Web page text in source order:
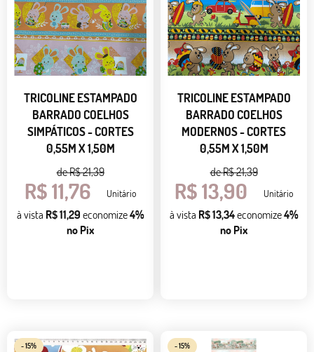
TRICOLINE ESTAMPADO
BARRADO COELHOS
SIMPÁTICOS - CORTES
0,55M X 1,50M
deR$ 21,39
R$ 11,76 Unitário
à vista R$ 11,29 economize4%
no Pix
TRICOLINE ESTAMPADO
BARRADO COELHOS
MODERNOS - CORTES
0,55M X 1,50M
deR$ 21,39
R$ 13,90 Unitário
à vista R$ 13,34economize4%
no Pix
- 15% - 15%